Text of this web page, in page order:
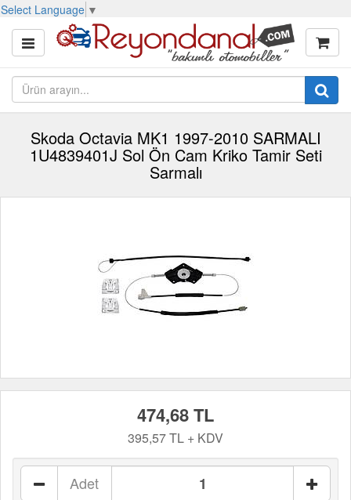
Select Language ▼
Skoda Octavia MK1 1997-2010 SARMALI
1U4839401J Sol Ön Cam Kriko Tamir Seti
Sarmalı
474,68 TL
395,57 TL + KDV
Adet